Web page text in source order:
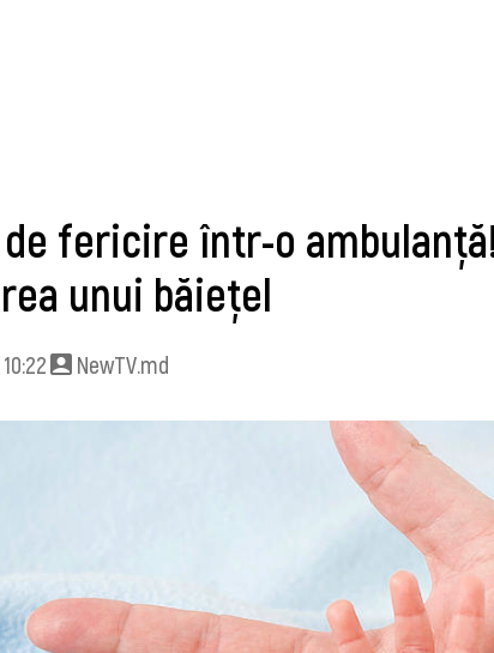
fericire într-o
unui băieţel
NewTV.md